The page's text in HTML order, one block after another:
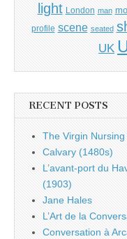
light London man
profile scene seated
UK
RECENT POSTS
The Virgin
Calvary (1480s)
L’avant-port du
(1903)
Jane Hales
L’Art de la
Conversation à